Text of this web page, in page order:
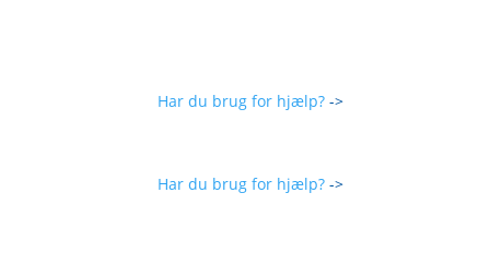
Har du brug for hjælp? ->
Har du brug for hjælp? ->